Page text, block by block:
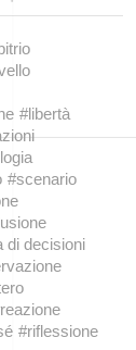
#libertà
#scenario
di decisioni
#riflessione